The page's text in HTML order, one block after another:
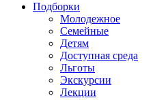
Подборки
Молодежное
Семейные
Детям
Доступная среда
Льготы
Экскурсии
Лекции